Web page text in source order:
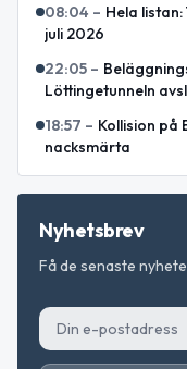
08:04 – Hela listan:
juli 2026
22:05 –
Löttingetunneln
18:57 – Kollision på
nacksmärta
Nyhetsbrev
Få de senaste